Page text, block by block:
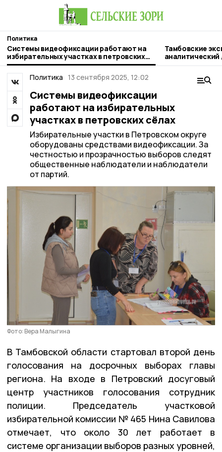
Политика
Системы видеофиксации работают на
избирательных участках в петровских
сёлах
Тамбовские
«Независимый
Политика 13 сентября 2025, 12:02
Системы видеофиксации
работают на избирательных
участках в петровских сёлах
Избирательные участки в Петровском округе
оборудованы средствами видеофиксации. За
честностью и прозрачностью выборов следят
общественные наблюдатели и наблюдатели
от партий.
Фото: Вера Малыгина
В Тамбовской области стартовал второй день
голосования на досрочных выборах главы
региона. На входе в Петровский досуговый
центр участников голосования сотрудник
полиции. Председатель участковой
избирательной комиссии № 465 Нина Савилова
отмечает, что около 30 лет работает в
системе организации выборов разных уровней,